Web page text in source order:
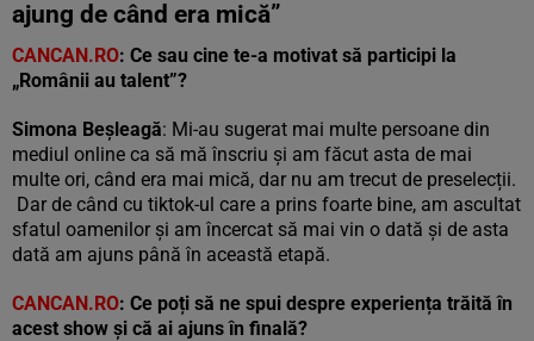
ajung de când era mică”
CANCAN.RO: Ce sau cine te-a motivat să participi la
„Românii au talent”?
Simona Beșleagă: Mi-au sugerat mai multe persoane din
mediul online ca să mă înscriu și am făcut asta de mai
multe ori, când era mai mică, dar nu am trecut de preselecții.
Dar de când cu tiktok-ul care a prins foarte bine, am ascultat
sfatul oamenilor și am încercat să mai vin o dată și de asta
dată am ajuns până în această etapă.
CANCAN.RO: Ce poți să ne spui despre experiența trăită în
acest show și că ai ajuns în finală?